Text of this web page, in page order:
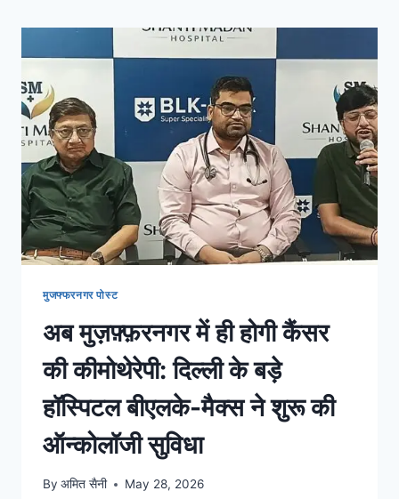
मुजफ्फरनगर पोस्ट
अब मुज़फ़्फ़रनगर में ही होगी कैंसर
की कीमोथेरेपी: दिल्ली के बड़े
हॉस्पिटल बीएलके-मैक्स ने शुरू की
ऑन्कोलॉजी सुविधा
By अमित सैनी May 28, 2026